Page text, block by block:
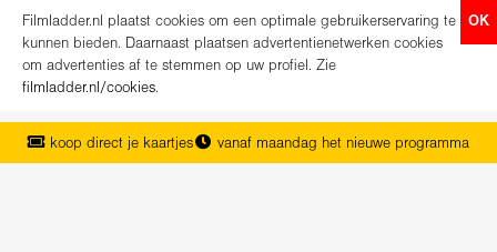
OK
Filmladder.nl plaatst cookies om een optimale gebruikerservaring te
kunnen bieden. Daarnaast plaatsen advertentienetwerken cookies
om advertenties af te stemmen op uw profiel. Zie
filmladder.nl/cookies.
koop direct je kaartjes
vanaf maandag het nieuwe programma
het complete overzicht van Nederland